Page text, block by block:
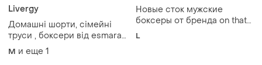
Livergy
Домашні шорти, сімейні
труси , боксери від esmara
men
M и еще 1
Новые сток мужские
боксеры от бренда on that
ass выполнены в дизайне
L